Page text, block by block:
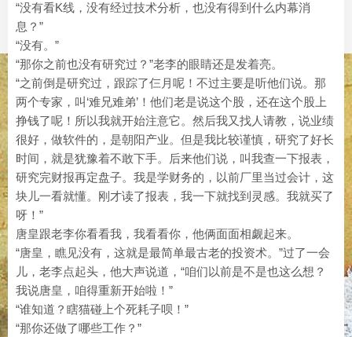
“没有看K线，没有经过技术分析，也没有得到什么内幕消
息？”
“没有。”
“那你之前也没有研究过？”老李的眼睛还是发着亮。
“之前倒是研究过，跟踪了仨月呢！不过主要是听他们说。那
两个专家，叫‘难兄难弟’！他们老是说这个股，还在这个股上
挣钱了呢！所以我就开始注意它。然后我又找人请教，说业绩
很好，做软件的，是朝阳产业。但是我比较谨慎，研究了好长
时间，就是犹豫着不敢下手。后来他们说，叫我查一下报表，
研究完财报再定盘子。我是学财务的，以前厂里当过会计，这
块儿一看就懂。刚才读了报表，我一下就找到灵感。我就买了
呀！”
唐皇跟老李你看看我，我看看你，他俩面面相觑起来。
“唐皇，瞧见没有，这就是最简单最古老的投资术。”过了一会
儿，老李点起头，他大声说道，“咱们以前是不是也这么想？
我说唐皇，咱得重新开始啦！”
“谁知道？瞎猫碰上个死耗子呗！”
“那你还做了哪些工作？”